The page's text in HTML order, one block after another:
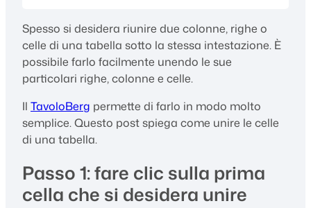
Spesso si desidera riunire due colonne, righe o
celle di una tabella sotto la stessa intestazione. È
possibile farlo facilmente unendo le sue
particolari righe, colonne e celle.
Il TavoloBerg permette di farlo in modo molto
semplice. Questo post spiega come unire le celle
di una tabella.
Passo 1: fare clic sulla prima
cella che si desidera unire